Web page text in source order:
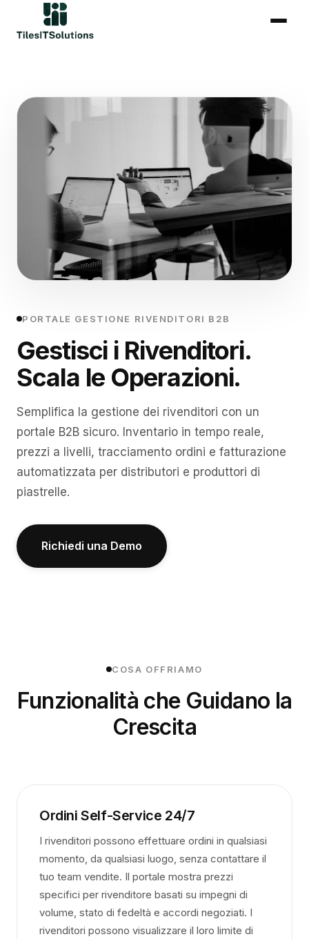
PORTALE GESTIONE RIVENDITORI B2B
Gestisci i Rivenditori.
Scala le Operazioni.
Semplifica la gestione dei rivenditori con un
portale B2B sicuro. Inventario in tempo reale,
prezzi a livelli, tracciamento ordini e fatturazione
automatizzata per distributori e produttori di
piastrelle.
Richiedi una Demo
COSA OFFRIAMO
Funzionalità che Guidano la
Crescita
Ordini Self-Service 24/7
I rivenditori possono effettuare ordini in qualsiasi
momento, da qualsiasi luogo, senza contattare il
tuo team vendite. Il portale mostra prezzi
specifici per rivenditore basati su impegni di
volume, stato di fedeltà e accordi negoziati. I
rivenditori possono visualizzare il loro limite di